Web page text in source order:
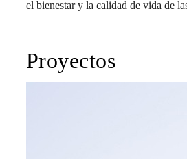
el bienestar y la calidad de vida de
Proyectos